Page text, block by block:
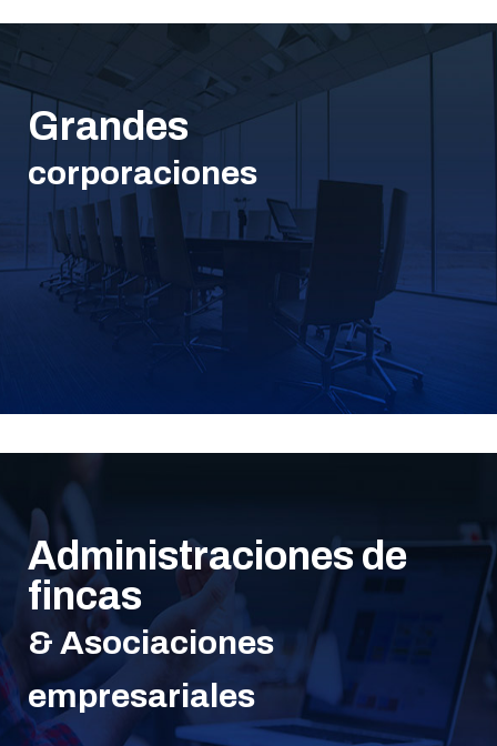
Grandes
corporaciones
Administraciones de
fincas
& Asociaciones
empresariales